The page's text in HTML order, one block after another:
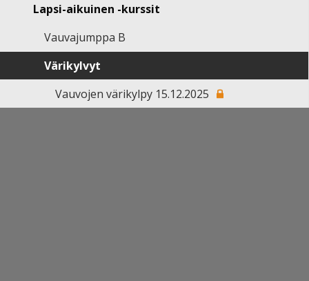
Lapsi-aikuinen -kurssit
Vauvajumppa B
Värikylvyt
Vauvojen värikylpy 15.12.2025